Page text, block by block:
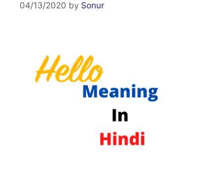
04/13/2020 by Sonur